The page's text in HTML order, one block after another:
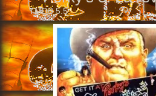
TMDB5.5